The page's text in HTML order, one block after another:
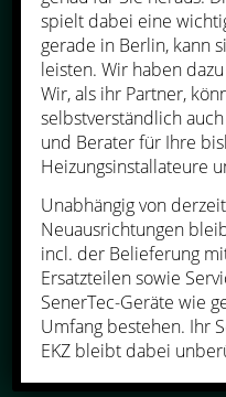
DER
ALLER
Das
Europas.
spielt dabei eine
gerade in Berlin, kann
leisten. Wir haben
Wir, als ihr Partner,
selbstverständlich
und Berater für Ihre
Heizungsinstallateure
Unabhängig von
Neuausrichtungen
incl. der Belieferung
Ersatzteilen sowie
SenerTec-Geräte wie
Umfang bestehen. Ihr
EKZ bleibt dabei